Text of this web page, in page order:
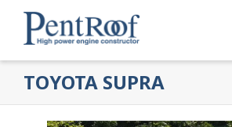
TOYOTA SUPRA